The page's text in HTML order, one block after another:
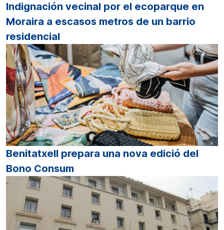
Indignación vecinal por el ecoparque en
Moraira a escasos metros de un barrio
residencial
Benitatxell prepara una nova edició del
Bono Consum